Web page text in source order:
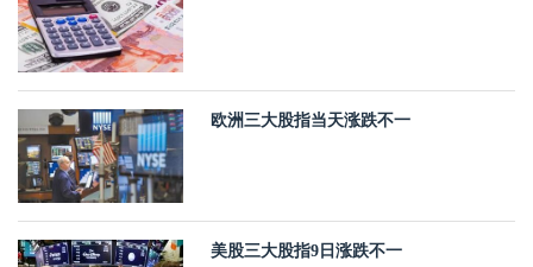
欧洲三大股指当天涨跌不一
美股三大股指9日涨跌不一